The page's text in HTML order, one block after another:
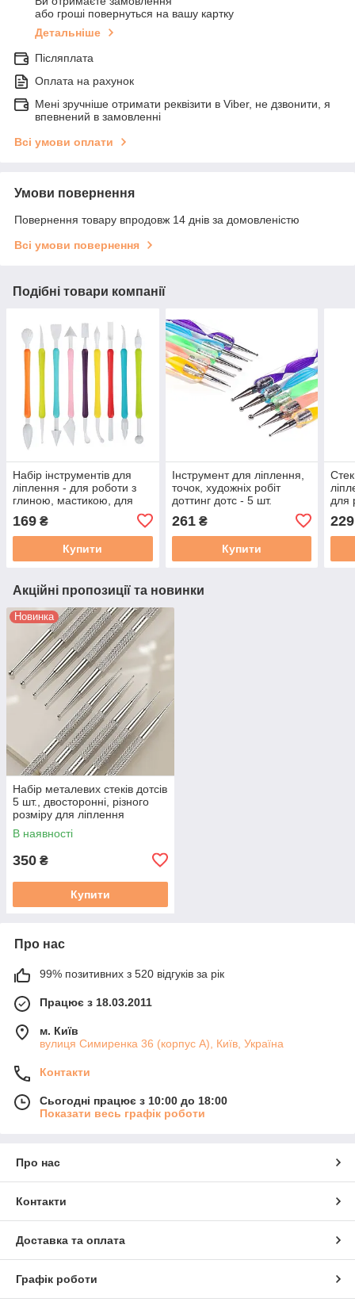
або гроші повернуться на вашу картку
Детальніше
Післяплата
Оплата на рахунок
Мені зручніше отримати реквізити в Viber, не дзвонити, я
впевнений в замовленні
Всі умови оплати
Умови повернення
Повернення товару впродовж 14 днів за домовленістю
Всі умови повернення
Подібні товари компанії
Набір інструментів для
ліплення - для роботи з
глиною, мастикою, для
керамічної флористики 9
шт.
169 ₴
Купити
Інструмент для ліплення,
точок, художніх робіт
доттинг дотс - 5 шт.
261₴
Купити
для
(5
229
Акційні пропозиції та новинки
Новинка
Набір металевих стеків дотсів
5 шт., двосторонні, різного
розміру для ліплення
В наявності
350 ₴
Купити
Про нас
99% позитивних з 520 відгуків за рік
Працює з 18.03.2011
м. Київ
вулиця Симиренка 36 (корпус А), Київ, Україна
Контакти
Сьогодні працює з 10:00 до 18:00
Показати весь графік роботи
Про нас
Контакти
Доставка та оплата
Графік роботи